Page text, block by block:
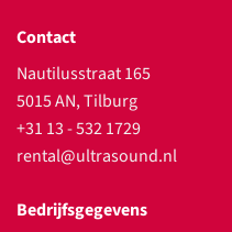
Contact
Nautilusstraat 165
5015 AN, Tilburg
+31 13 - 532 1729
rental@ultrasound.nl
Bedrijfsgegevens